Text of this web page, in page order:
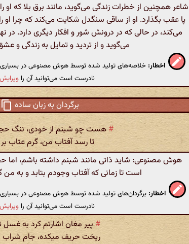
شاعر همچنین از خطرات زندگی می‌گوید، مانند برق بلا که او
پا عقب بگذارد. او از ساقی سنگدل شکایت می‌کند که چرا
می‌کند، در حالی که در درونش شور و افکار دیگری دارد.
می‌گوید و از تردید و تمایل به زندگی و
اخطار: خلاصه‌های تولید شده توسط هوش مصنوعی در بسیاری از
نادرست است می‌توانید آن را ویرایش
برگردان به زبان ساده
# هست چو شبنم از خودی، ننگ
تا رسد آفتاب من، گرم عتاب
هوش مصنوعی: شاید ذاتی مانند شبنم داشته باشم،
است تا زمانی که آفتاب وجودم بتابد و به
اخطار: برگردان‌های تولید شده توسط هوش مصنوعی در بسیاری
نادرست است می‌توانید آن را ویرایش
#پیر مغان اشارتم کرد به غسل
ریخت حریف میکده، جام شراب